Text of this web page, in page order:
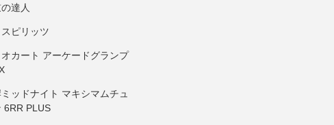
達人
ピリッツ
カート アーケードグランプ
ッドナイト マキシマムチュ
6RR PLUS